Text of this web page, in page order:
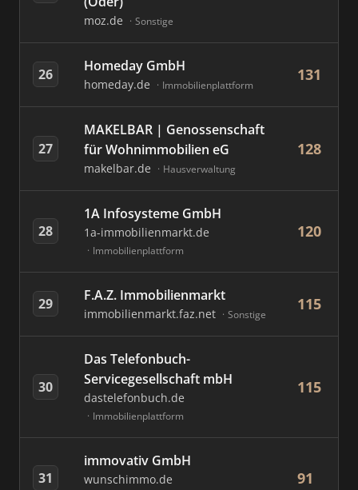
moz.de Sonstige
26 Homeday GmbH
homeday.de Immobilienplattform
131
27
MAKELBAR | Genossenschaft
für Wohnimmobilien eG
makelbar.de Hausverwaltung
128
28
1A Infosysteme GmbH
1a-immobilienmarkt.de
Immobilienplattform
120
29 F.A.Z. Immobilienmarkt
immobilienmarkt.faz.net Sonstige
115
30
Das Telefonbuch-
Servicegesellschaft mbH
dastelefonbuch.de
Immobilienplattform
115
31
immovativ GmbH
wunschimmo.de 91